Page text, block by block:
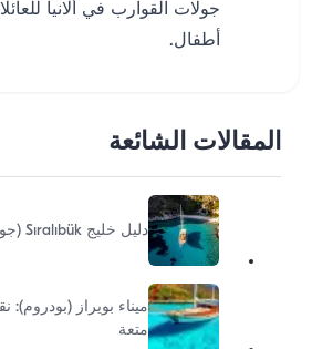
جولات القوارب في ألانيا
أطفال.
المقالات الشائعة
دليل خليج Sıralıbük (جوتشيك).
ميناء بويراز (بودروم):
متعة